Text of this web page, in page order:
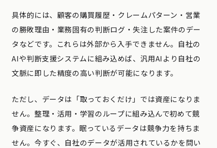
具体的には、顧客の購買履歴・クレームパターン・営業
の勝敗理由・業務固有の判断ログ・失注した案件のデー
タなどです。これらは外部から入手できません。自社の
AIや判断支援システムに組み込めば、汎用AIより自社の
文脈に即した精度の高い判断が可能になります。
ただし、データは「取っておくだけ」では資産になりま
せん。整理・活用・学習のループに組み込んで初めて競
争資産になります。眠っているデータは競争力を持ちま
せん。今すぐ、自社のデータが活用されているかを問い